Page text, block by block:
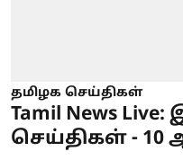
தமிழக செய்திகள்
Tamil News
செய்திகள் - 10